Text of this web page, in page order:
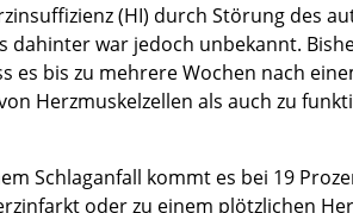
(HI) durch Störung des
dahinter war jedoch unbekannt.
es bis zu mehrere Wochen nach
Herzmuskelzellen als auch zu
Schlaganfall kommt es bei 19
oder zu einem plötzlichen